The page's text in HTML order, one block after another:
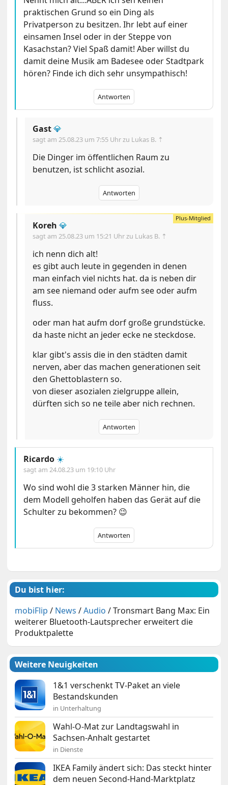
praktischen Grund so ein Ding als
Privatperson zu besitzen. Ihr lebt auf einer
einsamen Insel oder in der Steppe von
Kasachstan? Viel Spaß damit! Aber willst du
damit deine Musik am Badesee oder Stadtpark
hören? Finde ich dich sehr unsympathisch!
Antworten
Gast💎
sagt am25.08.23 um 7:55 Uhrzu Lukas B. ⇡
Die Dinger im öffentlichen Raum zu
benutzen, ist schlicht asozial.
Antworten
Koreh 💎
sagt am25.08.23 um 15:21 Uhrzu Lukas B. ⇡
ich nenn dich alt!
es gibt auch leute in gegenden in denen
man einfach viel nichts hat. da is neben dir
am see niemand oder aufm see oder aufm
fluss.
oder man hat aufm dorf große grundstücke.
da haste nicht an jeder ecke ne steckdose.
klar gibt's assis die in den städten damit
nerven, aber das machen generationen seit
den Ghettoblastern so.
von dieser asozialen zielgruppe allein,
dürften sich so ne teile aber nich rechnen.
Antworten
Ricardo ☀️
sagt am24.08.23 um 19:10 Uhr
Wo sind wohl die 3 starken Männer hin, die
dem Modell geholfen haben das Gerät auf die
Schulter zu bekommen? 😉
Antworten
Du bist hier:
mobiFlip / News /Audio /Tronsmart Bang Max: Ein
weiterer Bluetooth-Lautsprecher erweitert die
Produktpalette
Weitere Neuigkeiten
1&1 verschenkt TV-Paket an viele
Bestandskunden
in Unterhaltung
Wahl-O-Mat zur Landtagswahl in
Sachsen-Anhalt gestartet
in Dienste
IKEA Family ändert sich: Das steckt hinter
dem neuen Second-Hand-Marktplatz